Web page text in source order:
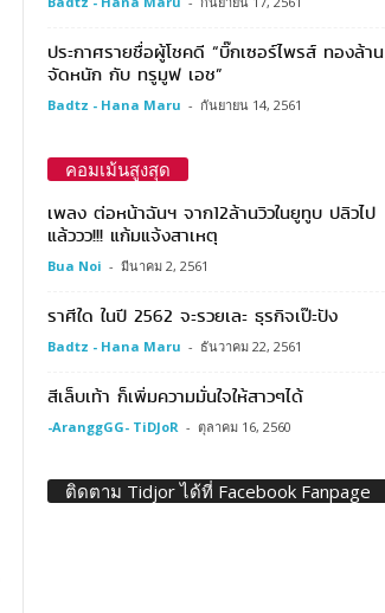
ประกาศรายชื่อผู้โชคดี “บิ๊กเซอร์ไพรส์ ทองล้าน
จัดหนัก กับ ทรูมูฟ เอช”
Badtz - Hana Maru - กันยายน 14, 2561
คอมเม้นสูงสุด
เพลง ต่อหน้าฉันฯ จาก12ล้านวิวในยูทูบ ปลิวไป
แล้ววว!!! แก้มแจ้งสาเหตุ
Bua Noi - มีนาคม 2, 2561
ราศีใด ในปี 2562 จะรวยเละ ธุรกิจเป๊ะปัง
Badtz - Hana Maru - ธันวาคม 22, 2561
สีเล็บเท้า ก็เพิ่มความมั่นใจให้สาวๆได้
-AranggGG- TiDJoR - ตุลาคม 16, 2560
ติดตาม Tidjor ได้ที่ Facebook Fanpage